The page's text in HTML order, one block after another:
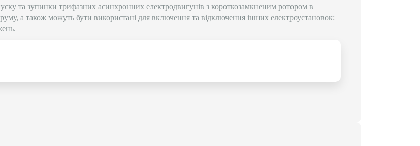
та зупинки трифазних асинхронних електродвигунів з короткозамкненим ротором в
а також можуть бути використані для включення та відключення інших електроустановок: